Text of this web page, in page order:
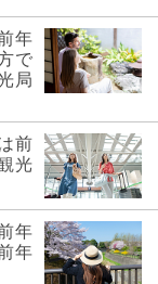
年
で
局
前
光
年
年